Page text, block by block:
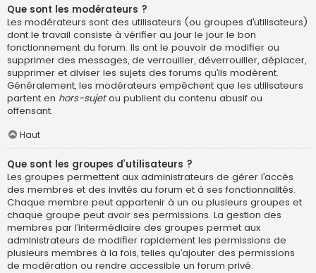
Que sont les modérateurs ?
Les modérateurs sont des utilisateurs (ou groupes d’utilisateurs)
dont le travail consiste à vérifier au jour le jour le bon
fonctionnement du forum. Ils ont le pouvoir de modifier ou
supprimer des messages, de verrouiller, déverrouiller, déplacer,
supprimer et diviser les sujets des forums qu’ils modèrent.
Généralement, les modérateurs empêchent que les utilisateurs
partent en hors-sujetou publient du contenu abusif ou
offensant.
Haut
Que sont les groupes d’utilisateurs ?
Les groupes permettent aux administrateurs de gérer l’accès
des membres et des invités au forum et à ses fonctionnalités.
Chaque membre peut appartenir à un ou plusieurs groupes et
chaque groupe peut avoir ses permissions. La gestion des
membres par l’intermédiaire des groupes permet aux
administrateurs de modifier rapidement les permissions de
plusieurs membres à la fois, telles qu’ajouter des permissions
de modération ou rendre accessible un forum privé.